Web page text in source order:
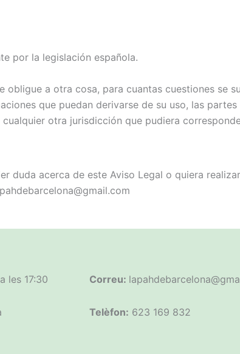
por la legislación española.
obligue a otra cosa, para cuantas cuestiones
que puedan derivarse de su uso, las
otra jurisdicción que pudiera
duda acerca de este Aviso Legal o quiera
les 17:30 Correu:
Telèfon: 623 169 832